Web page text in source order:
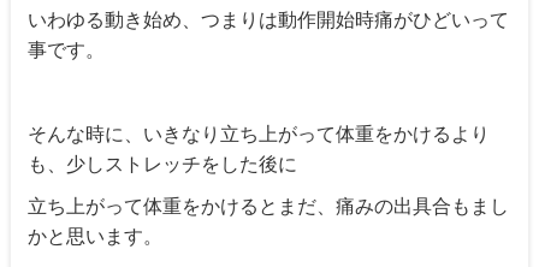
いわゆる動き始め、つまりは動作開始時痛がひどいって
事です。
そんな時に、いきなり立ち上がって体重をかけるより
も、少しストレッチをした後に
立ち上がって体重をかけるとまだ、痛みの出具合もまし
かと思います。